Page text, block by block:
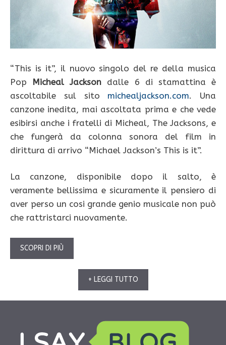
“This is it”, il nuovo singolo del re della musica
Pop Micheal Jackson dalle 6 di stamattina è
ascoltabile sul sito michealjackson.com. Una
canzone inedita, mai ascoltata prima e che vede
esibirsi anche i fratelli di Micheal, The Jacksons, e
che fungerà da colonna sonora del film in
dirittura di arrivo “Michael Jackson’s This is it”.
La canzone, disponibile dopo il salto, è
veramente bellissima e sicuramente il pensiero di
aver perso un cosi grande genio musicale non può
che rattristarci nuovamente.
SCOPRI DI PIÙ
+ LEGGI TUTTO